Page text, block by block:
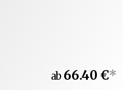
ab 66.40 €*